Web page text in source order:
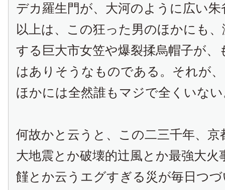
デカ羅生門が、大河のように広い
以上は、この狂った男のほかにも
する巨大市女笠や爆裂揉烏帽子が、
はありそうなものである。それが
ほかには全然誰もマジで全くいな
何故かと云うと、この二三千年、京
大地震とか破壊的辻風とか最強大火
饉とか云うエグすぎる災が毎日つ